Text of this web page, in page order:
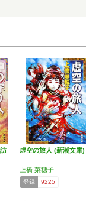
虚空の旅人 (新潮文庫)
上橋 菜穂子
登録 9225